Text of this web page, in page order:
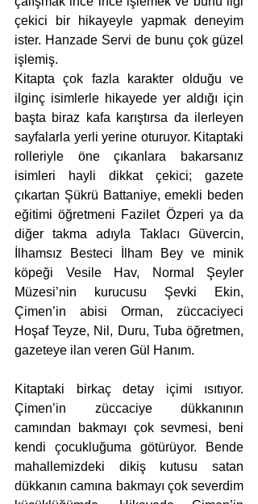
çekici bir hikayeyle yapmak deneyim
ister. Hanzade Servi de bunu çok güzel
işlemiş.
Kitapta çok fazla karakter olduğu ve
ilginç isimlerle hikayede yer aldığı için
başta biraz kafa karıştırsa da ilerleyen
sayfalarla yerli yerine oturuyor. Kitaptaki
rolleriyle öne çıkanlara bakarsanız
isimleri hayli dikkat çekici; gazete
çıkartan Şükrü Battaniye, emekli beden
eğitimi öğretmeni Fazilet Özperi ya da
diğer takma adıyla Taklacı Güvercin,
İlhamsız Besteci İlham Bey ve minik
köpeği Vesile Hav, Normal Şeyler
Müzesi’nin kurucusu Şevki Ekin,
Çimen’in abisi Orman, züccaciyeci
Hoşaf Teyze, Nil, Duru, Tuba öğretmen,
gazeteye ilan veren Gül Hanım.
Kitaptaki birkaç detay içimi ısıtıyor.
Çimen’in züccaciye dükkanının
camından bakmayı çok sevmesi, beni
kendi çocukluğuma götürüyor. Bende
mahallemizdeki dikiş kutusu satan
dükkanın camına bakmayı çok severdim